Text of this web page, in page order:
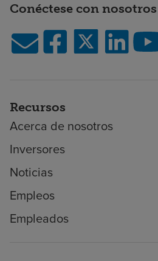
Conéctese con nosotros
Recursos
Acerca de nosotros
Inversores
Noticias
Empleos
Empleados